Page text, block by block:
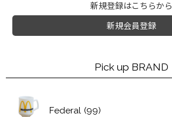
新規登録はこちらから
新規会員登録
Pick up BRAND
Federal (99)